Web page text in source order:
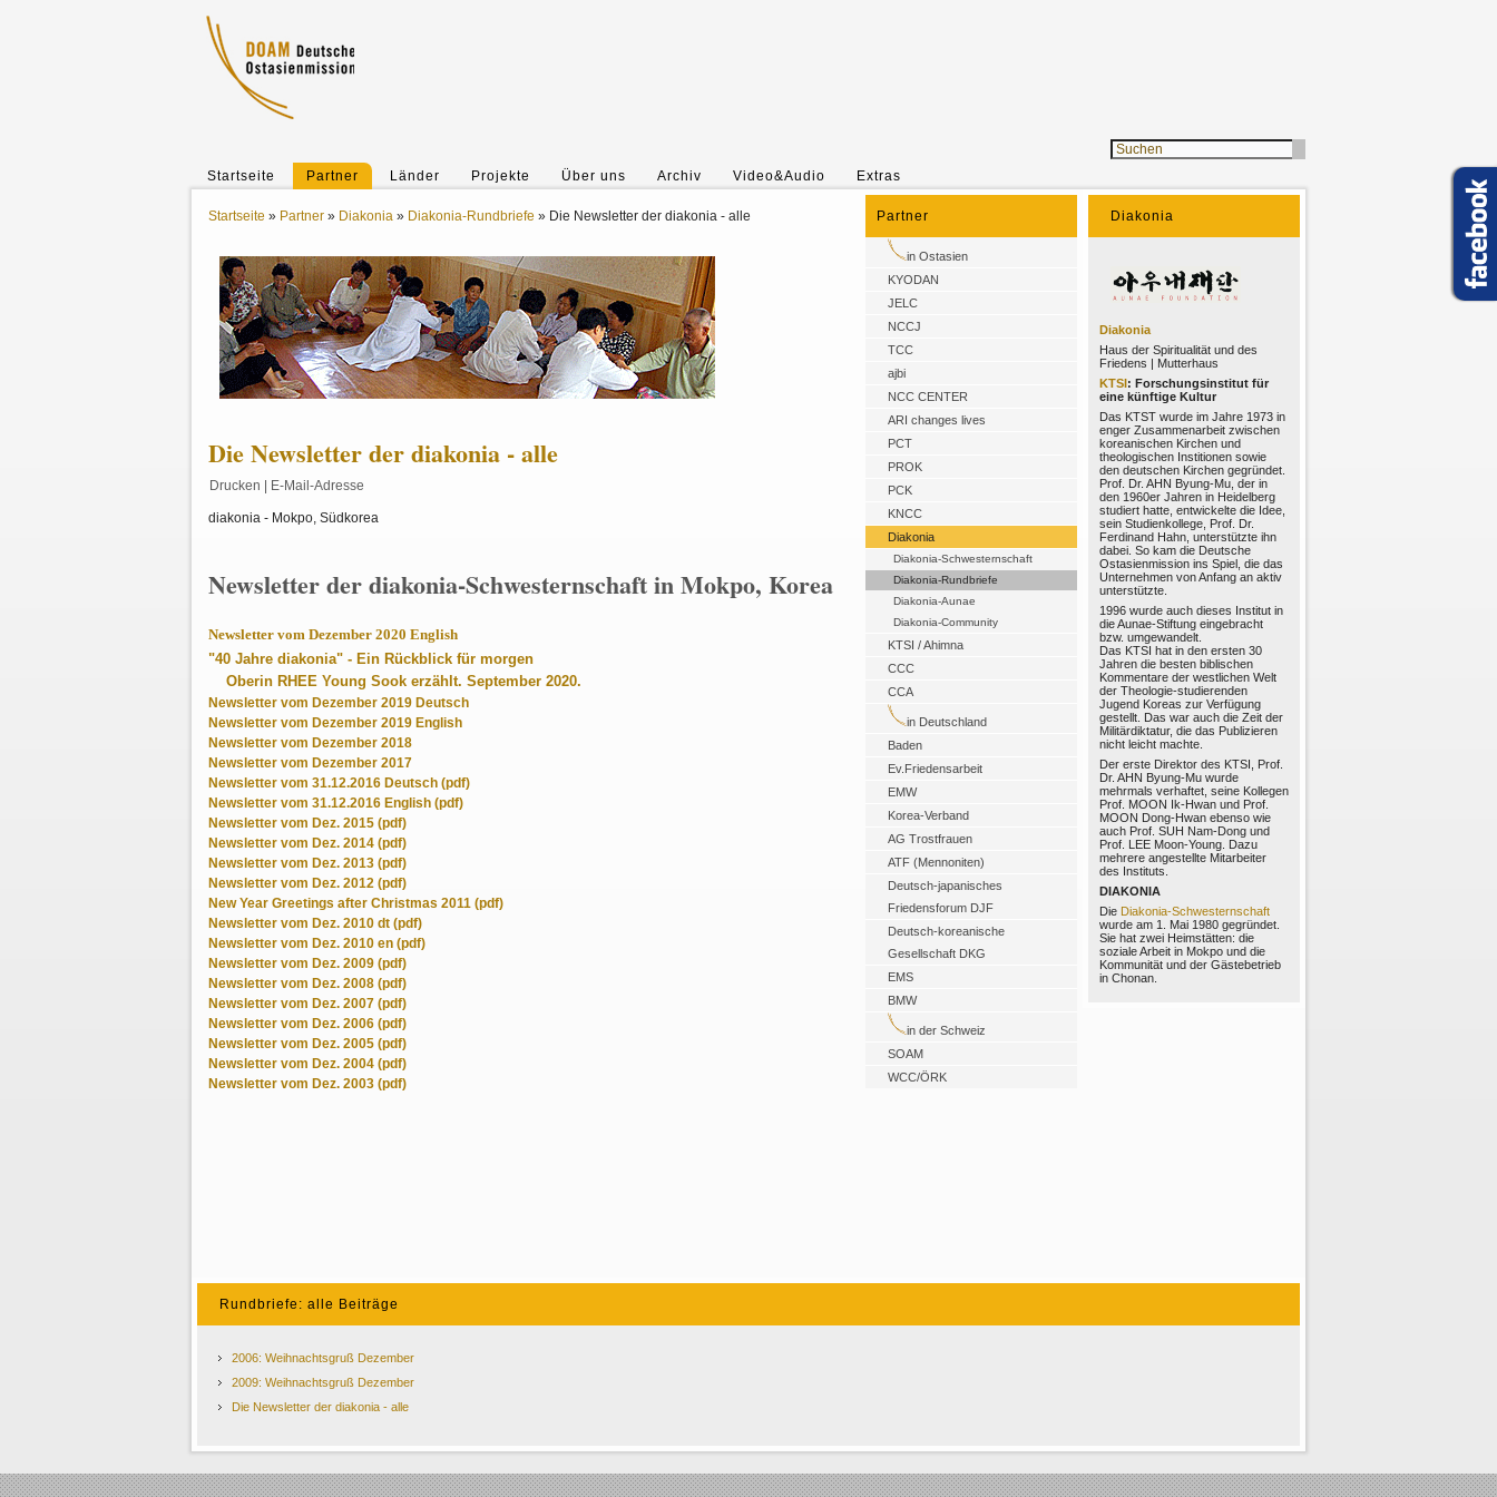
Startseite Partner Länder Projekte Über uns Archiv Video&Audio Extras
Startseite » Partner » Diakonia » Diakonia-Rundbriefe » Die Newsletter der diakonia - alle
Die Newsletter der diakonia - alle
Drucken E-Mail-Adresse
diakonia - Mokpo, Südkorea
Newsletter der diakonia-Schwesternschaft in Mokpo, Korea
Newsletter vom Dezember 2020 English
"40 Jahre diakonia" - Ein Rückblick für morgen
Oberin RHEE Young Sook erzählt. September 2020.
Newsletter vom Dezember 2019 Deutsch
Newsletter vom Dezember 2019 English
Newsletter vom Dezember 2018
Newsletter vom Dezember 2017
Newsletter vom 31.12.2016 Deutsch (pdf)
Newsletter vom 31.12.2016 English (pdf)
Newsletter vom Dez. 2015 (pdf)
Newsletter vom Dez. 2014 (pdf)
Newsletter vom Dez. 2013 (pdf)
Newsletter vom Dez. 2012 (pdf)
New Year Greetings after Christmas 2011 (pdf)
Newsletter vom Dez. 2010 dt (pdf)
Newsletter vom Dez. 2010 en (pdf)
Newsletter vom Dez. 2009 (pdf)
Newsletter vom Dez. 2008 (pdf)
Newsletter vom Dez. 2007 (pdf)
Newsletter vom Dez. 2006 (pdf)
Newsletter vom Dez. 2005 (pdf)
Newsletter vom Dez. 2004 (pdf)
Newsletter vom Dez. 2003 (pdf)
Partner
in Ostasien
KYODAN
JELC
NCCJ
TCC
ajbi
NCC CENTER
ARI changes lives
PCT
PROK
PCK
KNCC
Diakonia
Diakonia-Schwesternschaft
Diakonia-Rundbriefe
Diakonia-Aunae
Diakonia-Community
KTSI / Ahimna
CCC
CCA
in Deutschland
Baden
Ev.Friedensarbeit
EMW
Korea-Verband
AG Trostfrauen
ATF (Mennoniten)
Deutsch-japanisches
Friedensforum DJF
Deutsch-koreanische
Gesellschaft DKG
EMS
BMW
in der Schweiz
SOAM
WCC/ÖRK
Diakonia
Diakonia
Haus der Spiritualität und des
Friedens | Mutterhaus
KTSI: Forschungsinstitut für
eine künftige Kultur
Das KTST wurde im Jahre 1973 in
enger Zusammenarbeit zwischen
koreanischen Kirchen und
theologischen Institionen sowie
den deutschen Kirchen gegründet.
Prof. Dr. AHN Byung-Mu, der in
den 1960er Jahren in Heidelberg
studiert hatte, entwickelte die Idee,
sein Studienkollege, Prof. Dr.
Ferdinand Hahn, unterstützte ihn
dabei. So kam die Deutsche
Ostasienmission ins Spiel, die das
Unternehmen von Anfang an aktiv
unterstützte.
1996 wurde auch dieses Institut in
die Aunae-Stiftung eingebracht
bzw. umgewandelt.
Das KTSI hat in den ersten 30
Jahren die besten biblischen
Kommentare der westlichen Welt
der Theologie-studierenden
Jugend Koreas zur Verfügung
gestellt. Das war auch die Zeit der
Militärdiktatur, die das Publizieren
nicht leicht machte.
Der erste Direktor des KTSI, Prof.
Dr. AHN Byung-Mu wurde
mehrmals verhaftet, seine Kollegen
Prof. MOON Ik-Hwan und Prof.
MOON Dong-Hwan ebenso wie
auch Prof. SUH Nam-Dong und
Prof. LEE Moon-Young. Dazu
mehrere angestellte Mitarbeiter
des Instituts.
DIAKONIA
Die Diakonia-Schwesternschaft
wurde am 1. Mai 1980 gegründet.
Sie hat zwei Heimstätten: die
soziale Arbeit in Mokpo und die
Kommunität und der Gästebetrieb
in Chonan.
Rundbriefe: alle Beiträge
2006: Weihnachtsgruß Dezember
2009: Weihnachtsgruß Dezember
Die Newsletter der diakonia - alle